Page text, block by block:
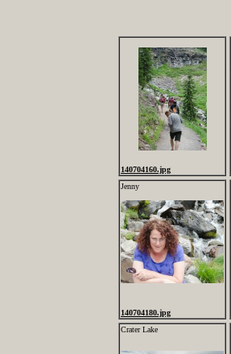
140704160.jpg
Jenny
140704180.jpg
Crater Lake